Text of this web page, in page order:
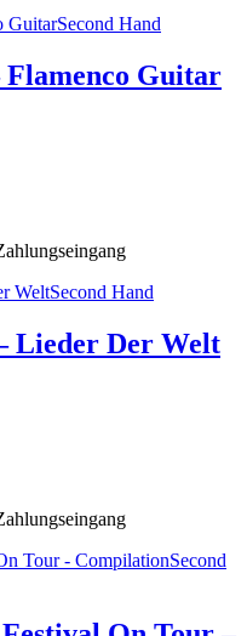
Second Hand
Flamenco Guitar
Second Hand
Lieder Der Welt
Second